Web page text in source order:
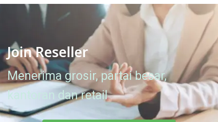
Join Reseller
Menerima grosir, partai besar,
kantoran dan retail